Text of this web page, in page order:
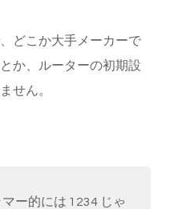
どこか大手メーカーで
か、ルーターの初期設
せん。
ー的には 1234 じゃ